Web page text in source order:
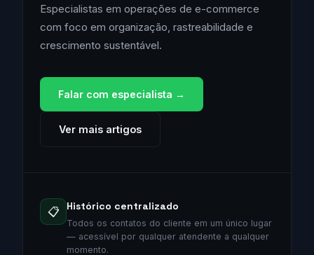
Especialistas em operações de e-commerce
com foco em organização, rastreabilidade e
crescimento sustentável.
Falar com especialista →
Ver mais artigos
📋 Histórico centralizado
Todos os contatos do cliente em um único lugar
— acessível por qualquer atendente a qualquer
momento.